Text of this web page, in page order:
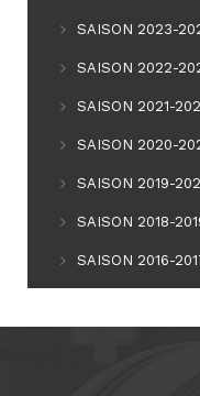
SAISON 2023-
SAISON 2022-
SAISON 2021-
SAISON 2020-
SAISON 2019-
SAISON 2018-
SAISON 2016-